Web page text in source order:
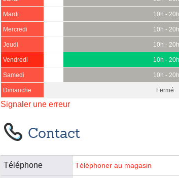
Mardi 10h -
Mercredi 10h -
Jeudi 10h -
Vendredi 10h -
Samedi 10h -
Dimanche Fermé
Signaler une erreur
Contact
Téléphone Téléphoner au magasin